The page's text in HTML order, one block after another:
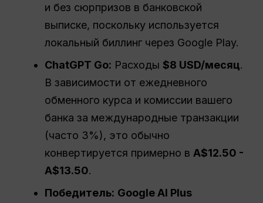
и без сюрпризов в банковской
выписке, поскольку используется
локальный биллинг через Google Play.
ChatGPT Go: Расходы$8 USD/месяц.
В зависимости от ежедневного
обменного курса и комиссии вашего
банка за международные транзакции
(часто 3%), это обычно
конвертируется примерно в A$12.50 -
A$13.50.
Победитель: Google AI Plus